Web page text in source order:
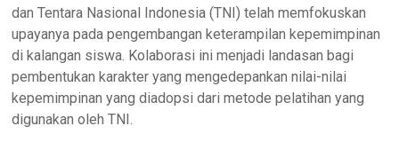
dan Tentara Nasional Indonesia (TNI) telah memfokuskan
upayanya pada pengembangan keterampilan kepemimpinan
di kalangan siswa. Kolaborasi ini menjadi landasan bagi
pembentukan karakter yang mengedepankan nilai-nilai
kepemimpinan yang diadopsi dari metode pelatihan yang
digunakan oleh TNI.